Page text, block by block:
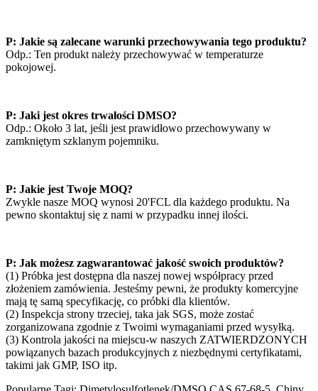
P: Jakie są zalecane warunki przechowywania tego produktu?
Odp.: Ten produkt należy przechowywać w temperaturze
pokojowej.
P: Jaki jest okres trwałości DMSO?
Odp.: Około 3 lat, jeśli jest prawidłowo przechowywany w
zamkniętym szklanym pojemniku.
P: Jakie jest Twoje MOQ?
Zwykle nasze MOQ wynosi 20'FCL dla każdego produktu. Na
pewno skontaktuj się z nami w przypadku innej ilości.
P: Jak możesz zagwarantować jakość swoich produktów?
(1) Próbka jest dostępna dla naszej nowej współpracy przed
złożeniem zamówienia. Jesteśmy pewni, że produkty komercyjne
mają tę samą specyfikację, co próbki dla klientów.
(2) Inspekcja strony trzeciej, taka jak SGS, może zostać
zorganizowana zgodnie z Twoimi wymaganiami przed wysyłką.
(3) Kontrola jakości na miejscu-w naszych ZATWIERDZONYCH
powiązanych bazach produkcyjnych z niezbędnymi certyfikatami,
takimi jak GMP, ISO itp.